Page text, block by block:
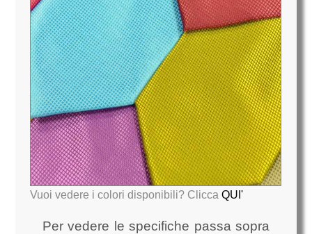
Vuoi vedere i colori disponibili? Clicca QUI'
Per vedere le specifiche passa sopra